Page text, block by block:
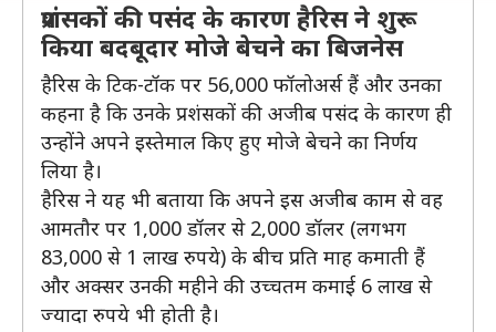
प्रशंसकों की पसंद के कारण हैरिस ने शुरू
किया बदबूदार मोजे बेचने का बिजनेस
हैरिस के टिक-टॉक पर 56,000 फॉलोअर्स हैं और उनका
कहना है कि उनके प्रशंसकों की अजीब पसंद के कारण ही
उन्होंने अपने इस्तेमाल किए हुए मोजे बेचने का निर्णय
लिया है।
हैरिस ने यह भी बताया कि अपने इस अजीब काम से वह
आमतौर पर 1,000 डॉलर से 2,000 डॉलर (लगभग
83,000 से 1 लाख रुपये) के बीच प्रति माह कमाती हैं
और अक्सर उनकी महीने की उच्चतम कमाई 6 लाख से
ज्यादा रुपये भी होती है।